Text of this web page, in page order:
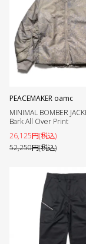
PEACEMAKER oamc
MINIMAL BOMBER
Bark All Over Print
26,125円(税込)
52,250円(税込)